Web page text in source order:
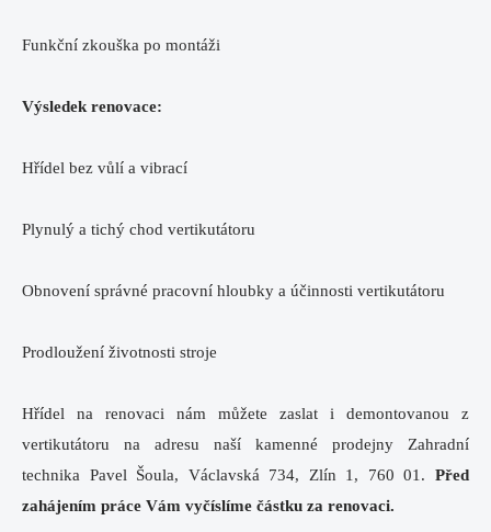
Funkční zkouška po montáži
Výsledek renovace:
Hřídel bez vůlí a vibrací
Plynulý a tichý chod vertikutátoru
Obnovení správné pracovní hloubky a účinnosti vertikutátoru
Prodloužení životnosti stroje
Hřídel na renovaci nám můžete zaslat i demontovanou z
vertikutátoru na adresu naší kamenné prodejny Zahradní
technika Pavel Šoula, Václavská 734, Zlín 1, 760 01. Před
zahájením práce Vám vyčíslíme částku za renovaci.